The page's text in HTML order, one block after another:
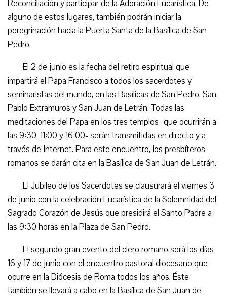
Reconciliación y participar de la Adoración Eucarística. De
alguno de estos lugares, también podrán iniciar la
peregrinación hacia la Puerta Santa de la Basílica de San
Pedro.
El 2 de junio es la fecha del retiro espiritual que
impartirá el Papa Francisco a todos los sacerdotes y
seminaristas del mundo, en las Basílicas de San Pedro, San
Pablo Extramuros y San Juan de Letrán. Todas las
meditaciones del Papa en los tres templos -que ocurrirán a
las 9:30, 11:00 y 16:00- serán transmitidas en directo y a
través de Internet. Para este encuentro, los presbíteros
romanos se darán cita en la Basílica de San Juan de Letrán.
El Jubileo de los Sacerdotes se clausurará el viernes 3
de junio con la celebración Eucarística de la Solemnidad del
Sagrado Corazón de Jesús que presidirá el Santo Padre a
las 9:30 horas en la Plaza de San Pedro.
El segundo gran evento del clero romano será los días
16 y 17 de junio con el encuentro pastoral diocesano que
ocurre en la Diócesis de Roma todos los años. Éste
también se llevará a cabo en la Basílica de San Juan de